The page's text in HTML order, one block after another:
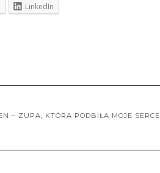
LinkedIn
– ZUPA, KTÓRA PODBIŁA MOJE SERCE